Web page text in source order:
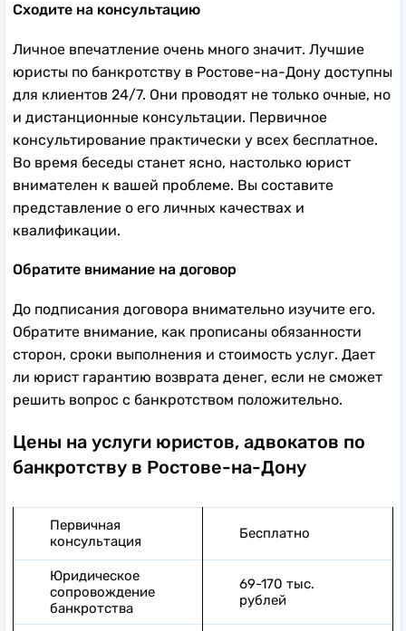
Сходите на консультацию
Личное впечатление очень много значит. Лучшие
юристы по банкротству в Ростове-на-Дону доступны
для клиентов 24/7. Они проводят не только очные, но
и дистанционные консультации. Первичное
консультирование практически у всех бесплатное.
Во время беседы станет ясно, настолько юрист
внимателен к вашей проблеме. Вы составите
представление о его личных качествах и
квалификации.
Обратите внимание на договор
До подписания договора внимательно изучите его.
Обратите внимание, как прописаны обязанности
сторон, сроки выполнения и стоимость услуг. Дает
ли юрист гарантию возврата денег, если не сможет
решить вопрос с банкротством положительно.
Цены на услуги юристов, адвокатов по
банкротству в Ростове-на-Дону
Первичная
консультация
Бесплатно
Юридическое
сопровождение
банкротства
69-170 тыс.
рублей